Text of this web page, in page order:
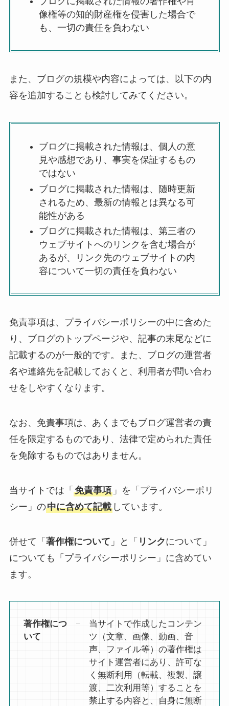
像権等の知的財産権を侵害した場合で
も、一切の責任を負わない
また、ブログの規模や内容によっては、以下の内
容を追加することも検討してみてください。
ブログに掲載された情報は、個人の意
見や感想であり、事実を保証するもの
ではない
ブログに掲載された情報は、随時更新
されるため、最新の情報とは異なる可
能性がある
ブログに掲載された情報は、第三者の
ウェブサイトへのリンクを含む場合が
あるが、リンク先のウェブサイトの内
容について一切の責任を負わない
免責事項は、プライバシーポリシーの中に含めた
り、ブログのトップページや、記事の末尾などに
記載するのが一般的です。また、ブログの運営者
名や連絡先を記載しておくと、利用者が問い合わ
せをしやすくなります。
なお、免責事項は、あくまでもブログ運営者の責
任を限定するものであり、法律で定められた責任
を免除するものではありません。
当サイトでは「 免責事項」を「プライバシーポリ
シー」の中に含めて記載しています。
併せて「 著作権について 」と「 リンクについて」
についても「プライバシーポリシー」に含めてい
ます。
著作権につ
いて
当サイトで作成したコンテン
ツ（文章、画像、動画、音
声、ファイル等）の著作権は
サイト運営者にあり、許可な
く無断利用（転載、複製、譲
渡、二次利用等）することを
禁止する内容と、自身に無断